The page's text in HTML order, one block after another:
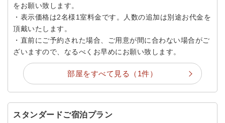
をお願い致します。
・表示価格は2名様1室料金です。人数の追加は別途お代金を
頂戴いたします。
・直前にご予約された場合、ご用意が間に合わない場合がご
ざいますので、なるべくお早めにお願い致します。
部屋をすべて見る（1件）
スタンダードご宿泊プラン